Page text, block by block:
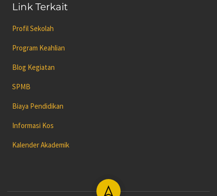
Link Terkait
Profil Sekolah
Program Keahlian
Blog Kegiatan
SPMB
Biaya Pendidikan
Informasi Kos
Kalender Akademik